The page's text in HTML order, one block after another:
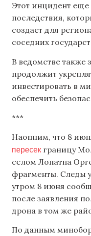
Этот инцидент еще
последствия,
создает для
соседних
В ведомстве также
продолжит
инвестировать в
обеспечить
***
Наопним, что 8
пересек границу
селом Лопатна
фрагменты. Следы
утром 8 июня
после заявления
дрона в том же
По данным